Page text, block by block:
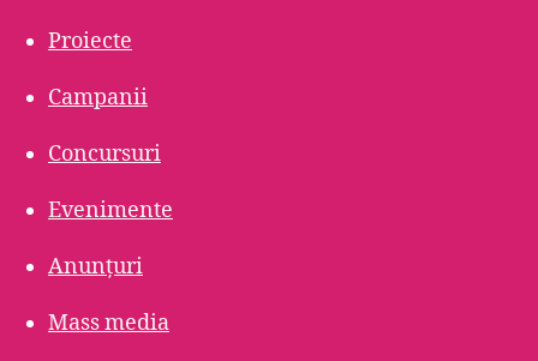
Proiecte
Campanii
Concursuri
Evenimente
Anunțuri
Mass media